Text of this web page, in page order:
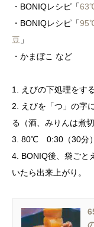
・BONIQレシピ「
・BONIQレシピ「
豆 」
・かまぼこ など
1. えびの下処理をする
2. えびを「つ」の字
る（酒、みりんは煮切
3. 80℃ 0:30（30分）
4. BONIQ後、袋ごと
いたら出来上がり。